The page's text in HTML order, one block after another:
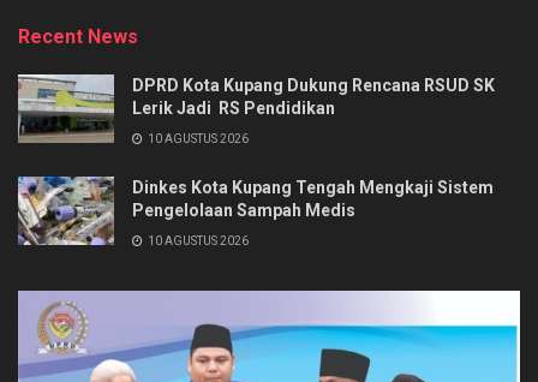
Recent News
DPRD Kota Kupang Dukung Rencana RSUD SK
Lerik Jadi RS Pendidikan
10 AGUSTUS 2026
Dinkes Kota Kupang Tengah Mengkaji Sistem
Pengelolaan Sampah Medis
10 AGUSTUS 2026